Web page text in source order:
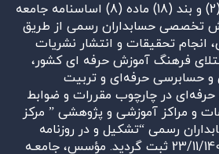
در اجرای بند (پ) ماده (2) و بند (18) ماده (8) اساسنامه جامعه
تخصصی حسابداران رسمی از طریق
تحقیقات و انتشار نشریات
فرهنگ آموزش حرفه ای کشور،
و حسابرسی حرفه‌ای و تربیت
حرفه‌ای در چارچوب مقررات و ضوابط
و مراکز آموزشی و پژوهشی ” مرکز
رسمی “تشکیل و در روزنامه
رسمی کشور در تاریخ 23/11/1400 ثبت گردید. مؤسس، جامعـه